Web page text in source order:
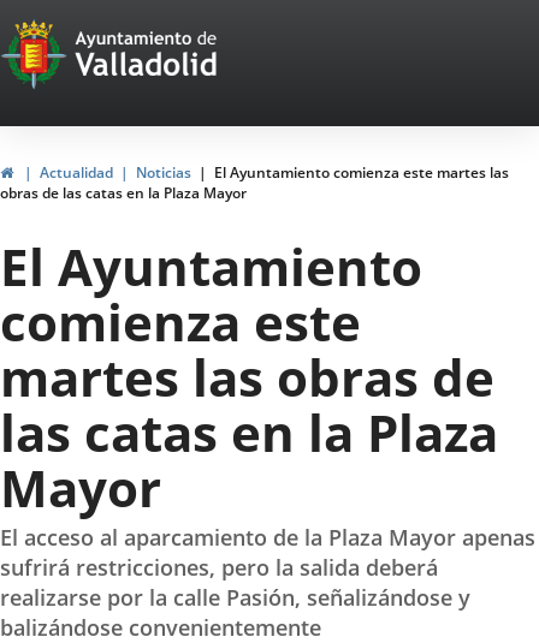
Portal
Web
del
Ayuntamiento
de
Valladolid
InicioActualidad Noticias
El Ayuntamiento comienza este martes las
obras de las catas en la Plaza Mayor
El Ayuntamiento
comienza este
martes las obras de
las catas en la Plaza
Mayor
El acceso al aparcamiento de la Plaza Mayor apenas
sufrirá restricciones, pero la salida deberá
realizarse por la calle Pasión, señalizándose y
balizándose convenientemente